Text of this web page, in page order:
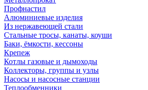
Профнастил
Алюминиевые изделия
Из нержавеющей стали
Стальные тросы, канаты, коуши
Баки, ёмкости, кессоны
Крепеж
Котлы газовые и дымоходы
Коллекторы, группы и узлы
Насосы и насосные станции
Теплообменники